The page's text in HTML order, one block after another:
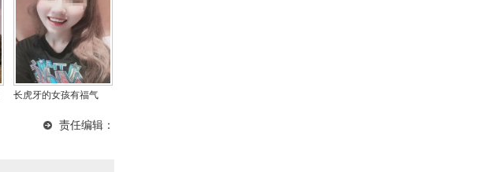
长虎牙的女孩有福气
责任编辑：